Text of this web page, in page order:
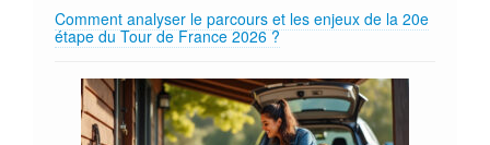
Comment analyser le parcours et les enjeux de la 20e
étape du Tour de France 2026 ?